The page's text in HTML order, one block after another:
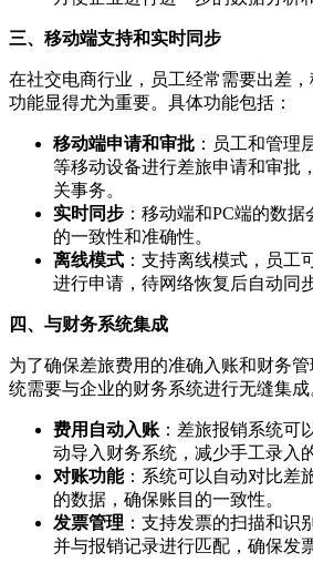
三、移动端支持和实时同步
在社交电商行业，员工经常需要出差
功能显得尤为重要。具体功能包括：
移动端申请和审批 ：员工和管理
等移动设备进行差旅申请和审批
关事务。
实时同步 ：移动端和PC端的数
的一致性和准确性。
离线模式 ：支持离线模式，员工
进行申请，待网络恢复后自动同
四、与财务系统集成
为了确保差旅费用的准确入账和财务
统需要与企业的财务系统进行无缝集成
费用自动入账 ：差旅报销系统可
动导入财务系统，减少手工录入
对账功能：系统可以自动对比差
的数据，确保账目的一致性。
发票管理 ：支持发票的扫描和识
并与报销记录进行匹配，确保发